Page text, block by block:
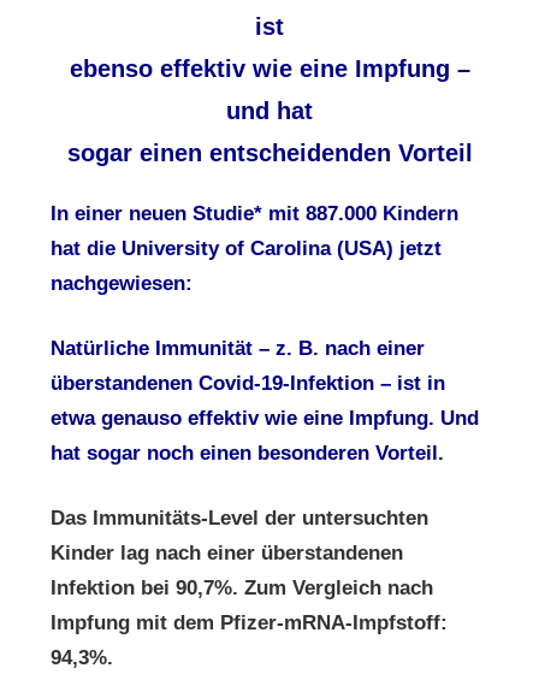
ist
ebenso effektiv wie eine Impfung –
und hat
sogar einen entscheidenden Vorteil
In einer neuen Studie* mit 887.000 Kindern
hat die University of Carolina (USA) jetzt
nachgewiesen:
Natürliche Immunität – z. B. nach einer
überstandenen Covid-19-Infektion – ist in
etwa genauso effektiv wie eine Impfung. Und
hat sogar noch einen besonderen Vorteil.
Das Immunitäts-Level der untersuchten
Kinder lag nach einer überstandenen
Infektion bei 90,7%. Zum Vergleich nach
Impfung mit dem Pfizer-mRNA-Impfstoff:
94,3%.